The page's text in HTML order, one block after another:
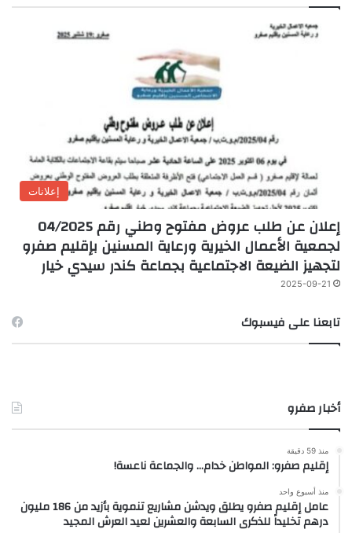
إعلانات
إعلان عن طلب عروض مفتوح وطني رقم 04/2025
لجمعية الأعمال الخيرية ورعاية المسنين بإقليم صفرو
لتجهيز الضيعة الاجتماعية بجماعة كندر سيدي خيار
2025-09-21
تابعنا على فيسبوك
أخبار صفرو
منذ 59 دقيقة
إقليم صفرو: المواطن خدام… والجماعة ناعسة!
منذ أسبوع واحد
عامل إقليم صفرو يطلق ويدشن مشاريع تنموية بأزيد من 186 مليون
درهم تخليداً للذكرى السابعة والعشرين لعيد العرش المجيد